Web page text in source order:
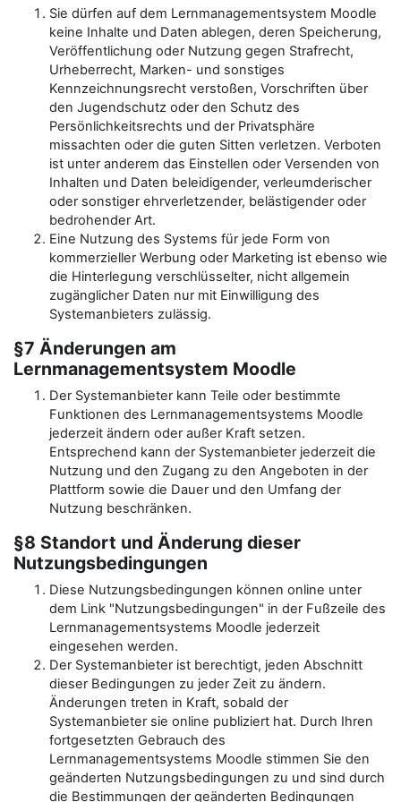
Sie dürfen auf dem Lernmanagementsystem Moodle
keine Inhalte und Daten ablegen, deren Speicherung,
Veröffentlichung oder Nutzung gegen Strafrecht,
Urheberrecht, Marken- und sonstiges
Kennzeichnungsrecht verstoßen, Vorschriften über
den Jugendschutz oder den Schutz des
Persönlichkeitsrechts und der Privatsphäre
missachten oder die guten Sitten verletzen. Verboten
ist unter anderem das Einstellen oder Versenden von
Inhalten und Daten beleidigender, verleumderischer
oder sonstiger ehrverletzender, belästigender oder
bedrohender Art.
Eine Nutzung des Systems für jede Form von
kommerzieller Werbung oder Marketing ist ebenso wie
die Hinterlegung verschlüsselter, nicht allgemein
zugänglicher Daten nur mit Einwilligung des
Systemanbieters zulässig.
§7 Änderungen am
Lernmanagementsystem Moodle
Der Systemanbieter kann Teile oder bestimmte
Funktionen des Lernmanagementsystems Moodle
jederzeit ändern oder außer Kraft setzen.
Entsprechend kann der Systemanbieter jederzeit die
Nutzung und den Zugang zu den Angeboten in der
Plattform sowie die Dauer und den Umfang der
Nutzung beschränken.
§8 Standort und Änderung dieser
Nutzungsbedingungen
Diese Nutzungsbedingungen können online unter
dem Link "Nutzungsbedingungen" in der Fußzeile des
Lernmanagementsystems Moodle jederzeit
eingesehen werden.
Der Systemanbieter ist berechtigt, jeden Abschnitt
dieser Bedingungen zu jeder Zeit zu ändern.
Änderungen treten in Kraft, sobald der
Systemanbieter sie online publiziert hat. Durch Ihren
fortgesetzten Gebrauch des
Lernmanagementsystems Moodle stimmen Sie den
geänderten Nutzungsbedingungen zu und sind durch
die Bestimmungen der geänderten Bedingungen